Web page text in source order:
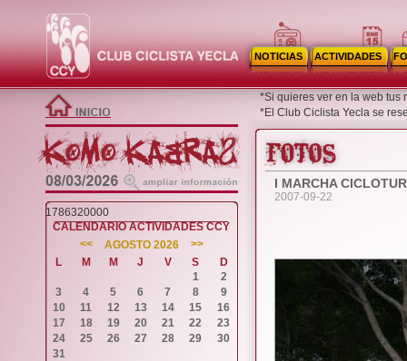
NOTICIAS ACTIVIDADES
*Si quieres ver en la web
*El Club Ciclista Yecla se
1786320000
CALENDARIO ACTIVIDADES CCY
<<
AGOSTO 2026
>>
L
M M J V S
D
1
2
3
4 5 6 7 8
9
10
11 12 13 14 15
16
17
18 19 20 21 22
23
24
25 26 27 28 29
30
31
I MARCHA
2007-09-22